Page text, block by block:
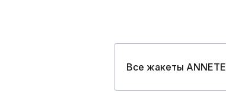
Все жакеты ANNETE